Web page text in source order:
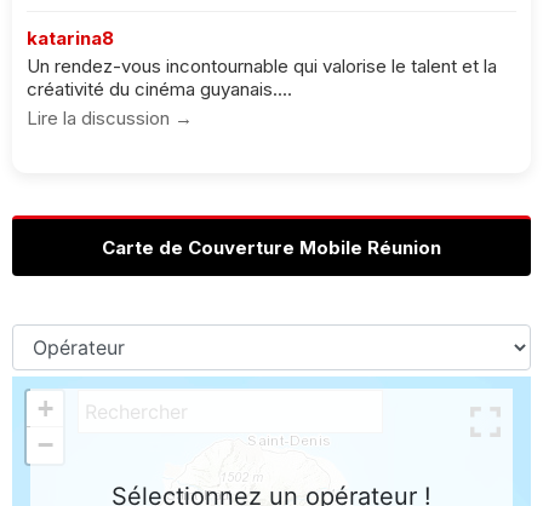
katarina8
Un rendez-vous incontournable qui valorise le talent et la
créativité du cinéma guyanais....
Lire la discussion →
Carte de Couverture Mobile Réunion